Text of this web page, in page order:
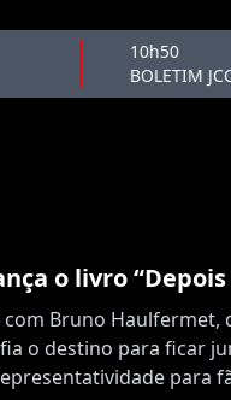
10h50
BOLETIM JCC
o livro “Depois
Bruno Haulfermet,
o destino para ficar
para